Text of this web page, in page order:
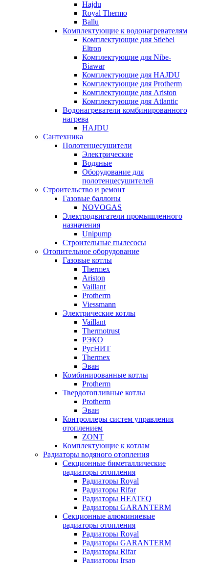
Hajdu
Royal Thermo
Ballu
Комплектующие к водонагревателям
Комплектующие для Stiebel
Eltron
Комплектующие для Nibe-
Biawar
Комплектующие для HAJDU
Комплектующие для Protherm
Комплектующие для Ariston
Комплектующие для Atlantic
Водонагреватели комбинированного
нагрева
HAJDU
Сантехника
Полотенцесушители
Электрические
Водяные
Оборудование для
полотенцесушителей
Строительство и ремонт
Газовые баллоны
NOVOGAS
Электродвигатели промышленного
назначения
Unipump
Строительные пылесосы
Отопительное оборудование
Газовые котлы
Thermex
Ariston
Vaillant
Protherm
Viessmann
Электрические котлы
Vaillant
Thermotrust
РЭКО
РусНИТ
Thermex
Эван
Комбинированные котлы
Protherm
Твердотопливные котлы
Protherm
Эван
Контроллеры систем управления
отоплением
ZONT
Комплектующие к котлам
Радиаторы водяного отопления
Секционные биметаллические
радиаторы отопления
Радиаторы Royal
Радиаторы Rifar
Радиаторы HEATEQ
Радиаторы GARANTERM
Секционные алюминиевые
радиаторы отопления
Радиаторы Royal
Радиаторы GARANTERM
Радиаторы Rifar
Радиаторы Irsap